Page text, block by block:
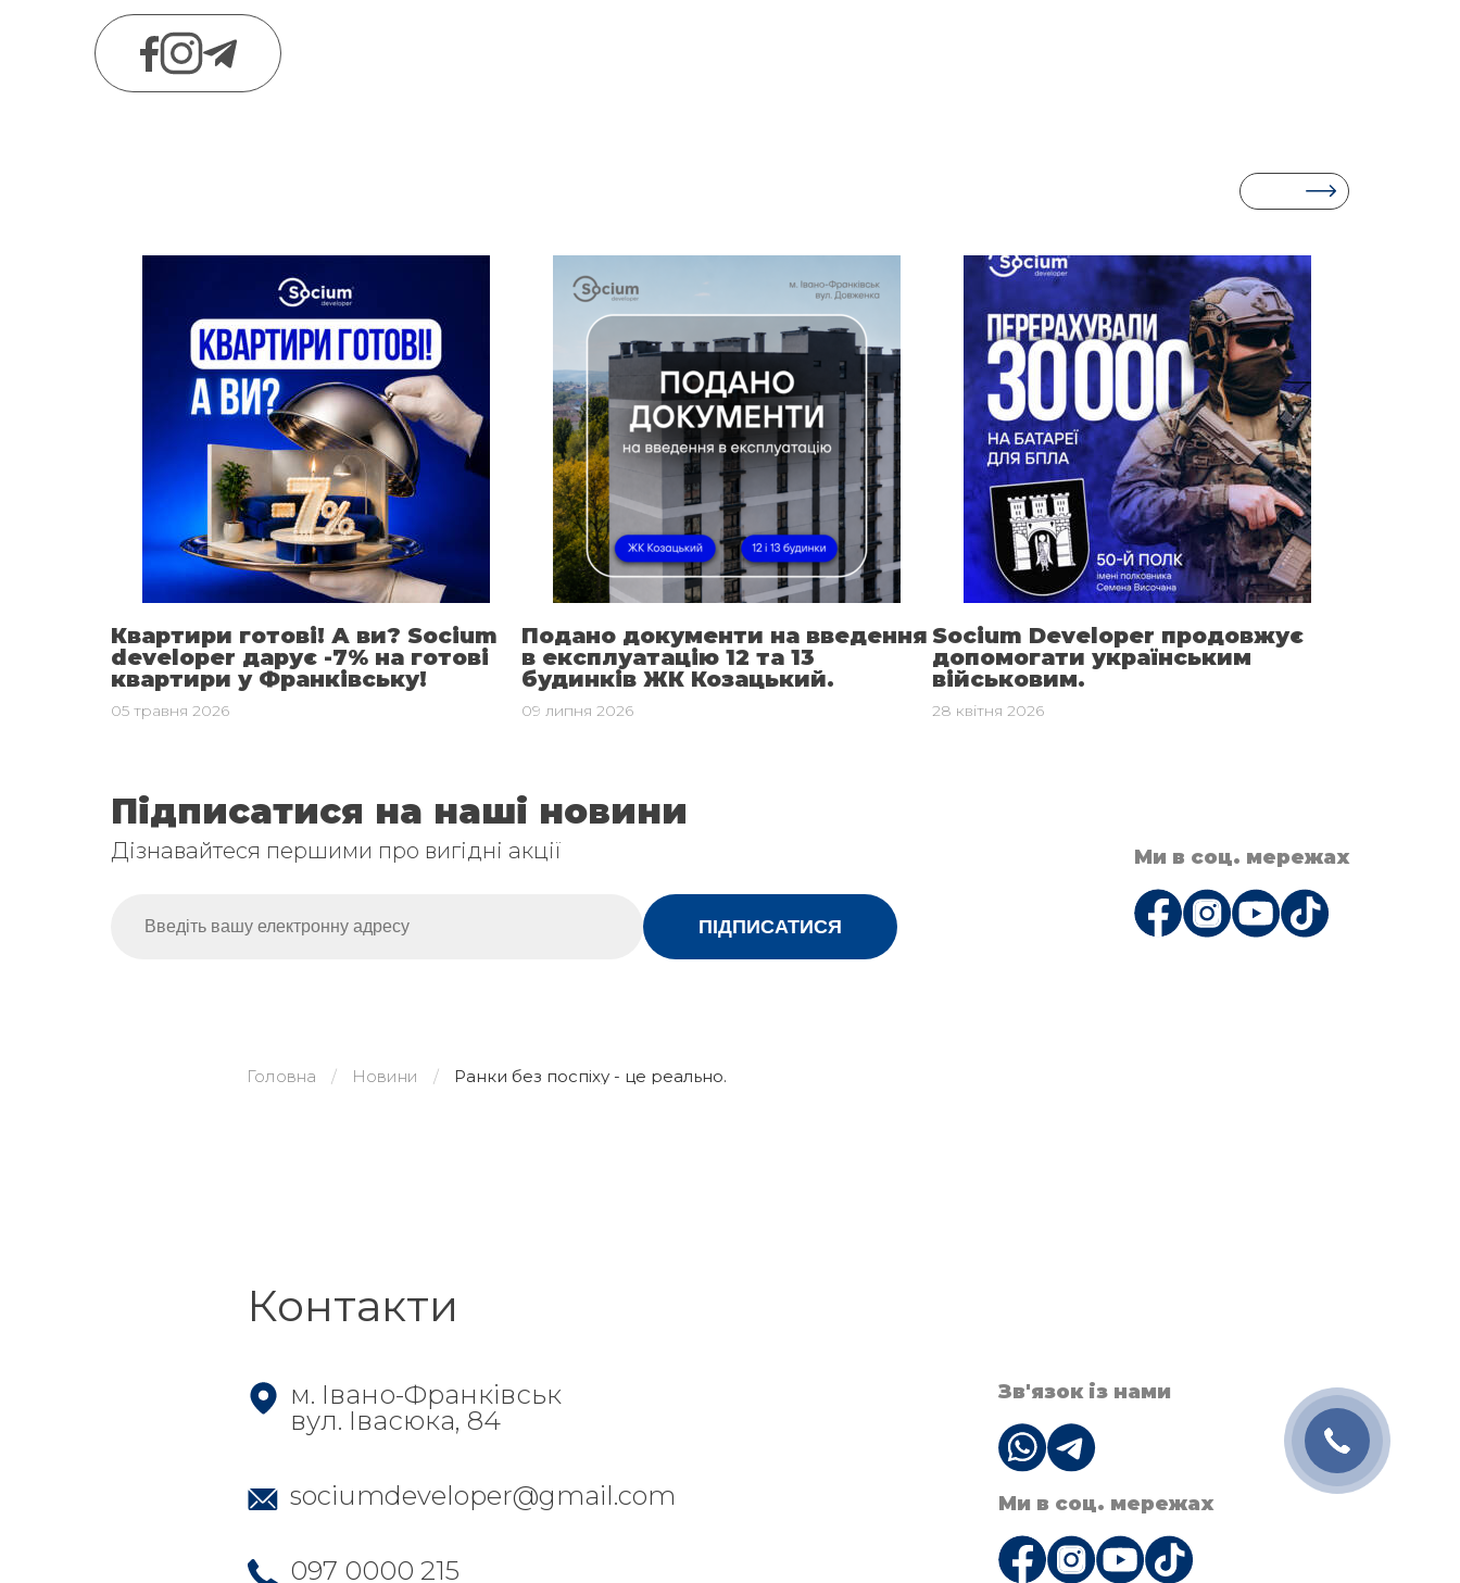
Квартири готові! А ви? Socium
developer дарує -7% на готові
квартири у Франківську!
05 травня 2026
Подано документи на введення
в експлуатацію 12 та 13
будинків ЖК Козацький.
09 липня 2026
Socium Developer продовжує
допомогати українським
військовим.
28 квітня 2026
Підписатися на наші новини
Дізнавайтеся першими про вигідні акції
ПІДПИСАТИСЯ
Ми в соц. мережах
Головна Новини Ранки без поспіху - це реально.
Контакти
м. Івано-Франківськ
вул. Івасюка, 84
sociumdeveloper@gmail.com
097 0000 215
Зв'язок із нами
Ми в соц. мережах